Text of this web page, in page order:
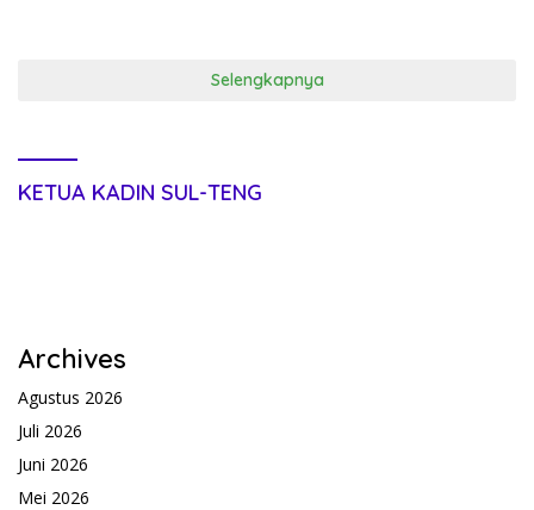
Selengkapnya
KETUA KADIN SUL-TENG
Archives
Agustus 2026
Juli 2026
Juni 2026
Mei 2026